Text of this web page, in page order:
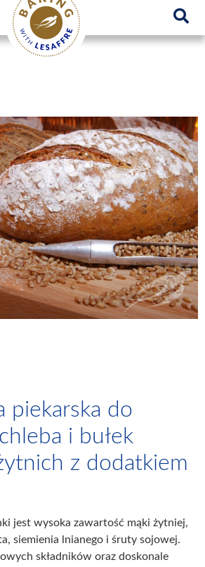
innowacyjnych rozwiązań piekarniczych
GO
piekarska do
i bułek
z dodatkiem
jest wysoka zawartość mąki żytniej,
siemienia lnianego i śruty sojowej.
składników oraz doskonale